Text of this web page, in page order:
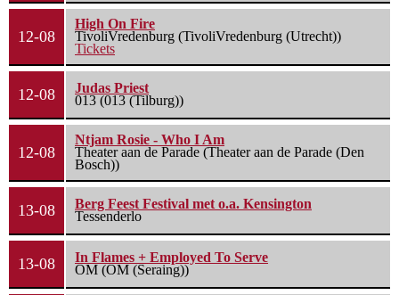
12-08
High On Fire
TivoliVredenburg (TivoliVredenburg (Utrecht))
Tickets
12-08
Judas Priest
013 (013 (Tilburg))
12-08
Ntjam Rosie - Who I Am
Theater aan de Parade (Theater aan de Parade (Den
Bosch))
13-08
Berg Feest Festival met o.a. Kensington
Tessenderlo
13-08
In Flames + Employed To Serve
OM (OM (Seraing))